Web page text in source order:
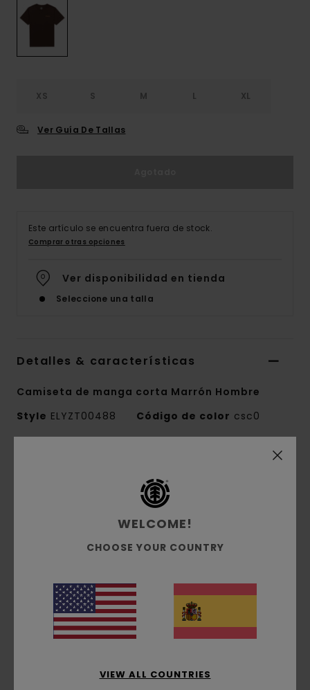
XS S M L XL
Ver Guía De Tallas
Este artículo se encuentra fuera de stock.
Comprar otras opciones
Ver disponibilidad en tienda
Seleccione una talla
Detalles & características
Camiseta de manga corta Marrón Hombre
Style ELYZT00488 Código de color csc0
Element x Smokey Bear
tejido de punto de 100% algodón
orgánico [180 g/m2]
Conscious by Nature:Algodón Orgánico
Mangas:manga corta
Marca:Estampado con base de agua en parte
delantera y trasera
La apariencia del producto puede variar
WELCOME!
CHOOSE YOUR COUNTRY
VIEW ALL COUNTRIES